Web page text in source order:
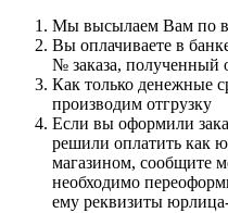
Мы высылаем Вам по
Вы оплачиваете в
№ заказа, полученный
Как только денежные
производим отгрузку
Если вы оформили
решили оплатить как
магазином, сообщите
необходимо
ему реквизиты